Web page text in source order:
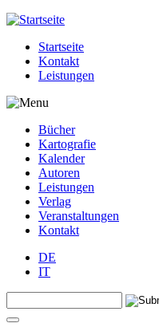
Jump to navigation
Startseite
Kontakt
Leistungen
Bücher
Kartografie
Kalender
Autoren
Leistungen
Verlag
Veranstaltungen
Kontakt
DE
IT
Suchformular